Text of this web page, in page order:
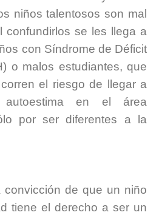
niños talentosos son mal
confundirlos se les llega a
con Síndrome de Déficit
o malos estudiantes, que
el riesgo de llegar a
en el área
por ser diferentes a la
convicción de que un niño
tiene el derecho a ser un